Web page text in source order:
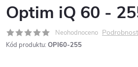
Optim iQ 60 -
Neohodnoceno
Kód produktu: OPI60-255